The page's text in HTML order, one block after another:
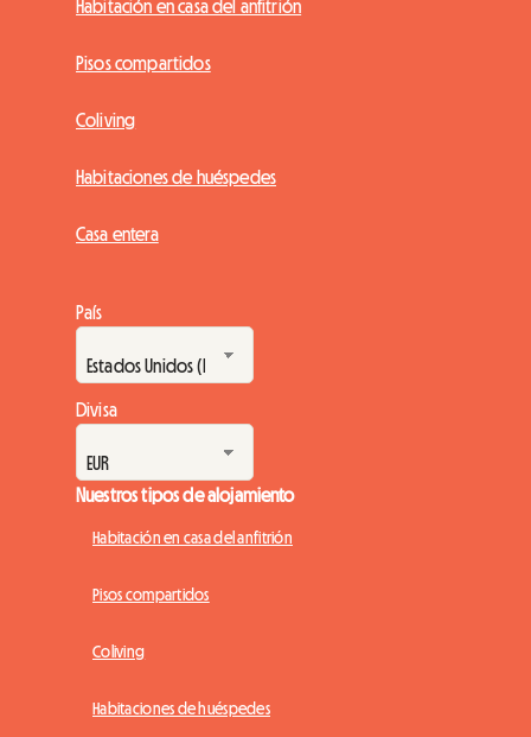
Habitación en casa del anfitrión
Pisos compartidos
Coliving
Habitaciones de huéspedes
Casa entera
País
Divisa
Nuestros tipos de alojamiento
Habitación en casa del anfitrión
Pisos compartidos
Coliving
Habitaciones de huéspedes